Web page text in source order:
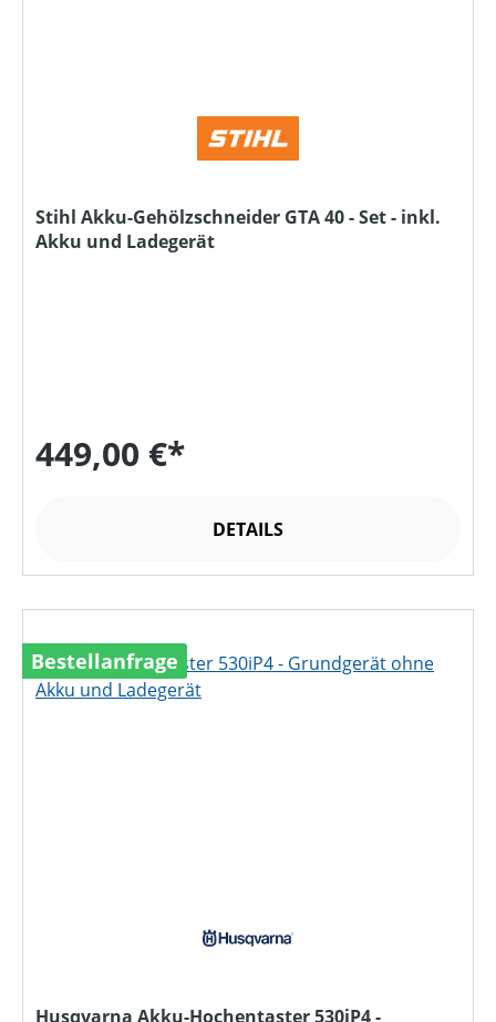
Stihl Akku-Gehölzschneider GTA 40 - Set - inkl.
Akku und Ladegerät
449,00 €*
DETAILS
Bestellanfrage
Husqvarna Akku-Hochentaster 530iP4 -